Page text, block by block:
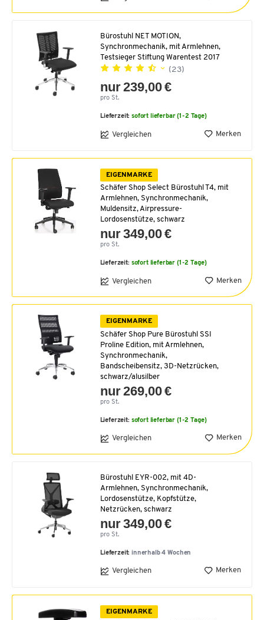
Bürostuhl NET MOTION,
Synchronmechanik, mit Armlehnen,
Testsieger Stiftung Warentest 2017
(23)
nur 239,00 €
pro St.
Lieferzeit:sofort lieferbar (1-2 Tage)
Vergleichen Merken
EIGENMARKE
Schäfer Shop Select Bürostuhl T4, mit
Armlehnen, Synchronmechanik,
Muldensitz, Airpressure-
Lordosenstütze, schwarz
nur 349,00 €
pro St.
Lieferzeit: sofort lieferbar (1-2 Tage)
Vergleichen Merken
EIGENMARKE
Schäfer Shop Pure Bürostuhl SSI
Proline Edition, mit Armlehnen,
Synchronmechanik,
Bandscheibensitz, 3D-Netzrücken,
schwarz/alusilber
nur 269,00 €
pro St.
Lieferzeit: sofort lieferbar (1-2 Tage)
Vergleichen Merken
Bürostuhl EYR-002, mit 4D-
Armlehnen, Synchronmechanik,
Lordosenstütze, Kopfstütze,
Netzrücken, schwarz
nur 349,00 €
pro St.
Lieferzeit: innerhalb 4 Wochen
Vergleichen Merken
EIGENMARKE